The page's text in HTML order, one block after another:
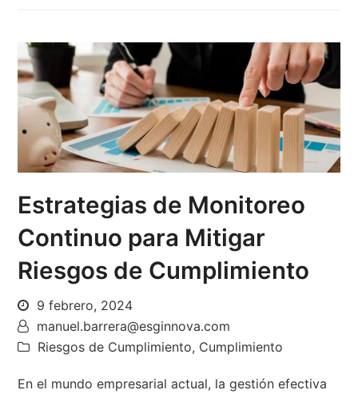
Estrategias de Monitoreo
Continuo para Mitigar
Riesgos de Cumplimiento
9 febrero, 2024
manuel.barrera@esginnova.com
Riesgos de Cumplimiento, Cumplimiento
En el mundo empresarial actual, la gestión efectiva